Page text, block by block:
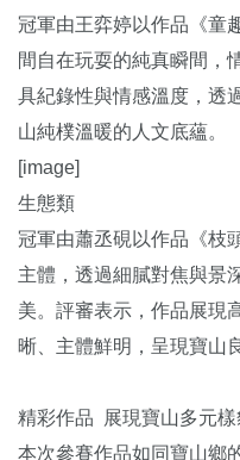
冠軍由王弈婷以作品《童
間自在玩耍的純真瞬間，
具紀錄性與情感溫度，透
山純樸溫暖的人文底蘊。
[image]
生態類
冠軍由蕭丞硯以作品《枝
主體，透過細膩對焦與景
美。評審表示，作品展現
晰、主體鮮明，呈現寶山
精彩作品 展現寶山多元樣
本次參賽作品如同寶山鄉